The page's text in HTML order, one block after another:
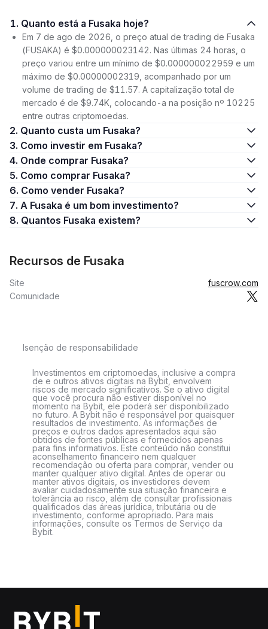
1. Quanto está a Fusaka hoje?
Em 7 de ago de 2026, o preço atual de trading de Fusaka
(FUSAKA) é $0.000000023142. Nas últimas 24 horas, o
preço variou entre um mínimo de $0.000000022959 e um
máximo de $0.00000002319, acompanhado por um
volume de trading de $11.57. A capitalização total de
mercado é de $9.74K, colocando-a na posição nº 10225
entre outras criptomoedas.
2. Quanto custa um Fusaka?
3. Como investir em Fusaka?
4. Onde comprar Fusaka?
5. Como comprar Fusaka?
6. Como vender Fusaka?
7. A Fusaka é um bom investimento?
8. Quantos Fusaka existem?
Recursos de Fusaka
Site
fuscrow.com
Comunidade
Isenção de responsabilidade
Investimentos em criptomoedas, inclusive a compra
de e outros ativos digitais na Bybit, envolvem
riscos de mercado significativos. Se o ativo digital
que você procura não estiver disponível no
momento na Bybit, ele poderá ser disponibilizado
no futuro. A Bybit não é responsável por quaisquer
resultados de investimento. As informações de
preços e outros dados apresentados aqui são
obtidos de fontes públicas e fornecidos apenas
para fins informativos. Este conteúdo não constitui
aconselhamento financeiro nem qualquer
recomendação ou oferta para comprar, vender ou
manter qualquer ativo digital. Antes de operar ou
manter ativos digitais, os investidores devem
avaliar cuidadosamente sua situação financeira e
tolerância ao risco, além de consultar profissionais
qualificados das áreas jurídica, tributária ou de
investimento, conforme apropriado. Para mais
informações, consulte os Termos de Serviço da
Bybit.